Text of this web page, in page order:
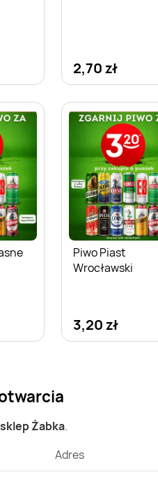
2,70 zł
Piwo Piast
Wrocławski
3,20 zł
sklep Żabka.
Adres